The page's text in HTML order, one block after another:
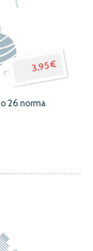
3,95 €
26 norma